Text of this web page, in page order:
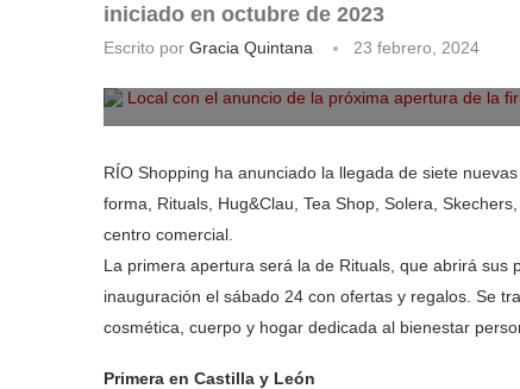
iniciado en octubre de 2023
Escrito por Gracia Quintana
23 febrero, 2024
RÍO Shopping ha anunciado la llegada de siete
forma, Rituals, Hug&Clau, Tea Shop, Solera,
centro comercial.
La primera apertura será la de Rituals, que abrirá
inauguración el sábado 24 con ofertas y regalos. Se
cosmética, cuerpo y hogar dedicada al bienestar
Primera en Castilla y León